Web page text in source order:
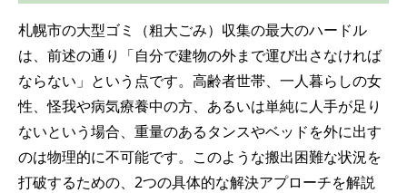
札幌市の大型ゴミ（粗大ごみ）収集の最大のハードル
は、前述の通り「自分で建物の外まで運び出さなければ
ならない」という点です。高齢者世帯、一人暮らしの女
性、怪我や病気療養中の方、あるいは単純に人手が足り
ないという場合、重量のあるタンスやベッドを外に出す
のは物理的に不可能です。このような搬出困難な状況を
打破するための、2つの具体的な解決アプローチを解説